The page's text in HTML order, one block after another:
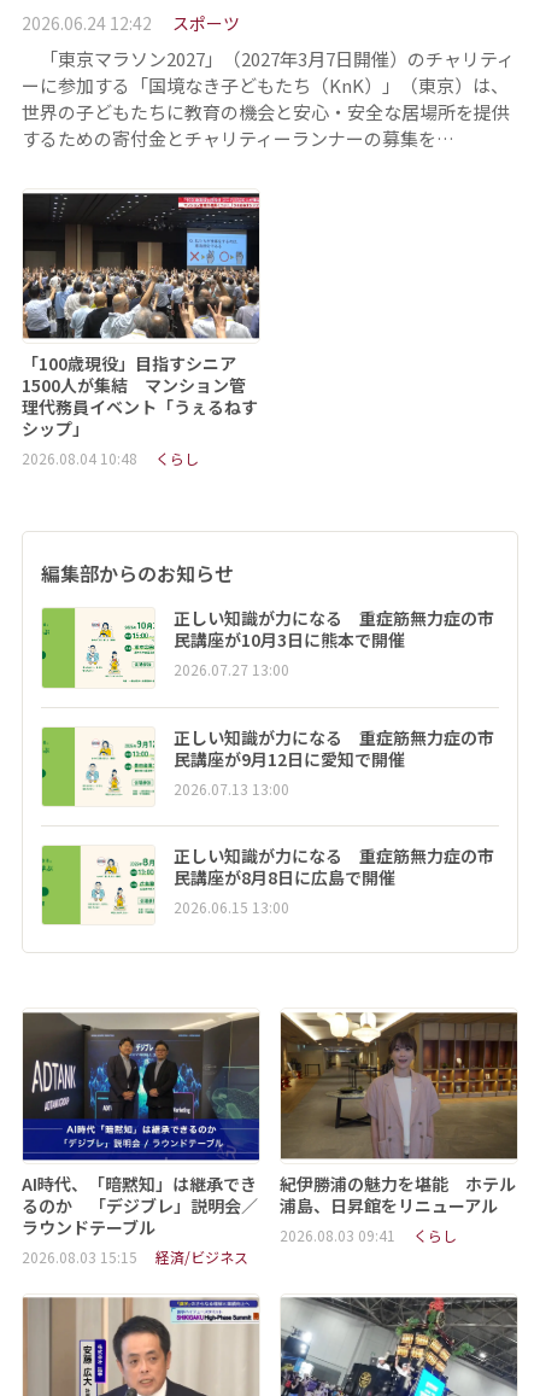
2026.06.24 12:42 スポーツ
「東京マラソン2027」（2027年3月7日開催）のチャリティ
ーに参加する「国境なき子どもたち（KnK）」（東京）は、
世界の子どもたちに教育の機会と安心・安全な居場所を提供
するための寄付金とチャリティーランナーの募集を…
「100歳現役」目指すシニア
1500人が集結 マンション管
理代務員イベント「うぇるねす
シップ」
2026.08.04 10:48 くらし
編集部からのお知らせ
正しい知識が力になる 重症筋無力症の市
民講座が10月3日に熊本で開催
2026.07.27 13:00
正しい知識が力になる 重症筋無力症の市
民講座が9月12日に愛知で開催
2026.07.13 13:00
正しい知識が力になる 重症筋無力症の市
民講座が8月8日に広島で開催
2026.06.15 13:00
AI時代、「暗黙知」は継承でき
るのか 「デジブレ」説明会／
ラウンドテーブル
2026.08.03 15:15 経済/ビジネス
紀伊勝浦の魅力を堪能 ホテル
浦島、日昇館をリニューアル
2026.08.03 09:41 くらし